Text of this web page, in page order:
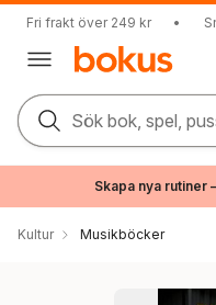
Fri frakt över 249 kr •
Sök bok, spel,
Skapa nya rutiner
Kultur Musikböcker